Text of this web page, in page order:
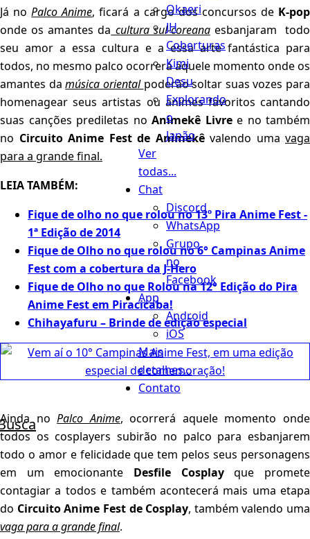
Okaeri
JH
Coberturas
Kimi
Desu
Explorando
o
Japão
Ver
todas...
Chat
Discord
WhatsApp
Grupo
no
Facebook
App
Android
iOS
Mais
detalhes...
Contato
Já noPalco Anime, ficará a cargo dos concursos de K-pop
onde os amantes da cultura sul-coreanaesbanjaram todo
seu amor a essa cultura e a essa arte fantástica para
todos, no mesmo palco ocorrerá aquele momento onde os
amantes damúsica oriental poderão soltar suas vozes para
homenagear seus artistas ou animes favoritos cantando
suas canções prediletas no Animekê Livree no também
no Circuito Anime Fest de Animekê valendo uma vaga
para a grande final.
LEIA TAMBÉM:
Fique de olho no que rolou no 13º Pira Anime Fest -
1ª Edição de 2014
Fique de Olho no que rolou no 6° Campinas Anime
Fest com a cobertura da J-Hero
Fique de Olho no que Rolou na 12° Edição do Pira
Anime Fest em Piracicaba!
Chihayafuru – Brinde de edição especial
Ainda noPalco Anime, ocorrerá aquele momento onde
todos os cosplayers subirão no palco para esbanjarem
todo o amor e felicidade que tem pelos seus personagens
em um emocionante Desfile Cosplayque promete
contagiar a todos e também acontecerá mais uma etapa
do Circuito Anime Fest de Cosplay, também valendo uma
vaga para a grande final.